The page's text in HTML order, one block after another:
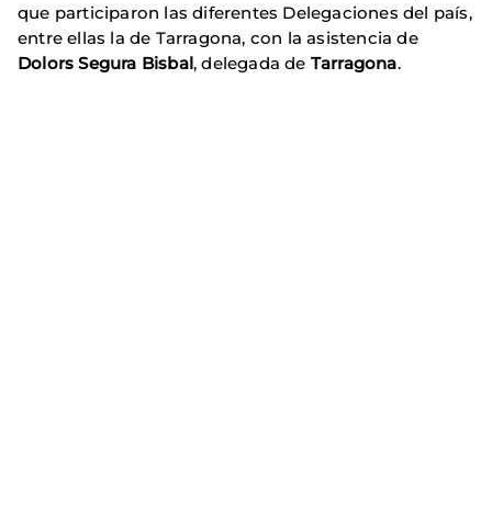
que participaron las diferentes Delegaciones del país,
entre ellas la de Tarragona, con la asistencia de
Dolors Segura Bisbal, delegada de Tarragona.